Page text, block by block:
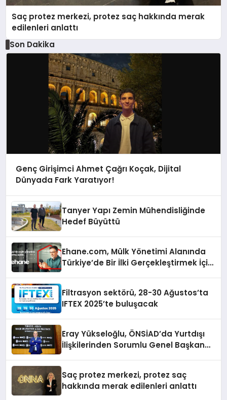
Saç protez merkezi, protez saç hakkında merak
edilenleri anlattı
Son Dakika
Genç Girişimci Ahmet Çağrı Koçak, Dijital
Dünyada Fark Yaratıyor!
Tanyer Yapı Zemin Mühendisliğinde
Hedef Büyüttü
Ehane.com, Mülk Yönetimi Alanında
Türkiye’de Bir İlki Gerçekleştirmek İçin
Filtrasyon sektörü, 28-30 Ağustos’ta
IFTEX 2025’te buluşacak
Eray Yükseloğlu, ÖNSİAD’da Yurtdışı
İlişkilerinden Sorumlu Genel Başkan
Saç protez merkezi, protez saç
hakkında merak edilenleri anlattı